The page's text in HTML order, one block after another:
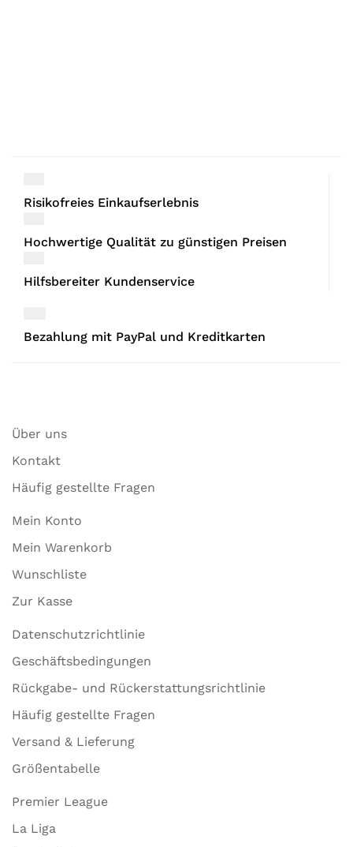
Risikofreies Einkaufserlebnis
Hochwertige Qualität zu günstigen Preisen
Hilfsbereiter Kundenservice
Bezahlung mit PayPal und Kreditkarten
Über uns
Kontakt
Häufig gestellte Fragen
Mein Konto
Mein Warenkorb
Wunschliste
Zur Kasse
Datenschutzrichtlinie
Geschäftsbedingungen
Rückgabe- und Rückerstattungsrichtlinie
Häufig gestellte Fragen
Versand & Lieferung
Größentabelle
Premier League
La Liga